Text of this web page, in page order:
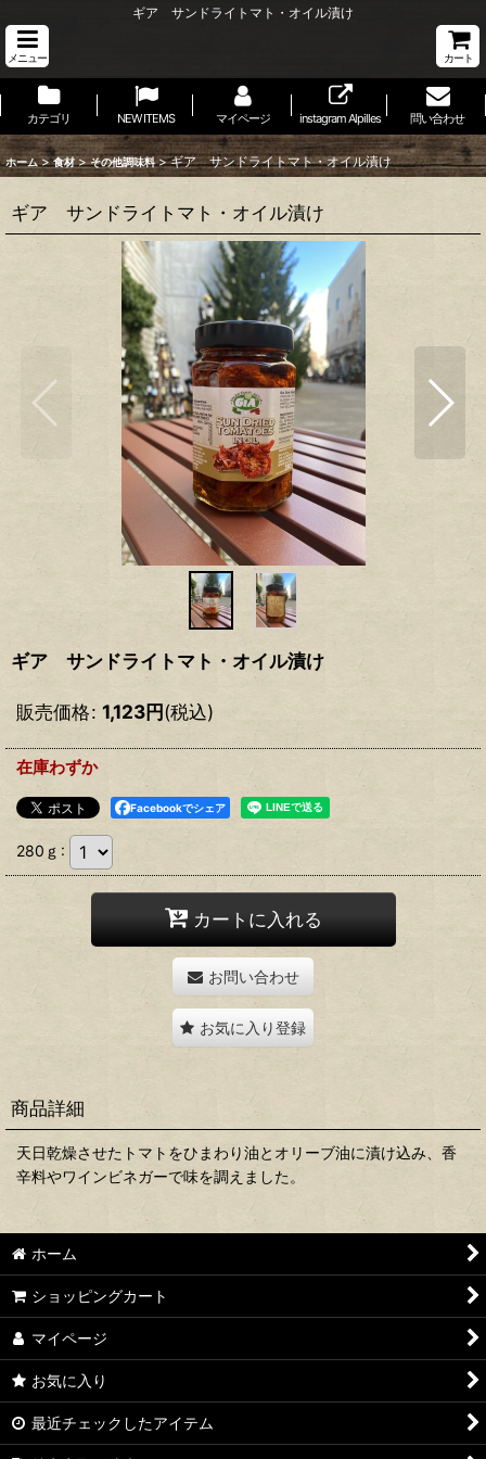
ギア サンドライトマト・オイル漬け
メニュー カート
カテゴリ NEW ITEMS マイページ instagram Alpilles 問い合わせ
ホーム > 食材 > その他調味料 > ギア サンドライトマト・オイル漬け
ギア サンドライトマト・オイル漬け
ギア サンドライトマト・オイル漬け
販売価格: 1,123円(税込)
在庫わずか
Facebookでシェア
280ｇ :
カートに入れる
お問い合わせ
お気に入り登録
商品詳細
天日乾燥させたトマトをひまわり油とオリーブ油に漬け込み、香
辛料やワインビネガーで味を調えました。
ホーム
ショッピングカート
マイページ
お気に入り
最近チェックしたアイテム